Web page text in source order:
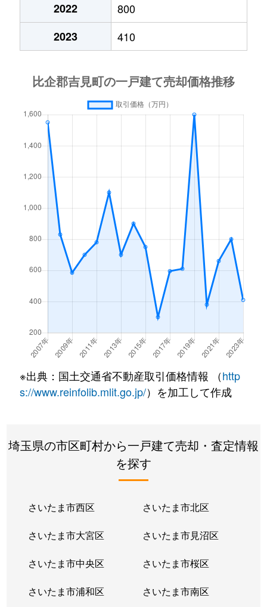
2022
800
2023
410
※出典：国土交通省不動産取引価格情報 （http
s://www.reinfolib.mlit.go.jp/）を加工して作成
埼玉県の市区町村から一戸建て売却・査定情報
を探す
さいたま市西区 さいたま市北区
さいたま市大宮区 さいたま市見沼区
さいたま市中央区 さいたま市桜区
さいたま市浦和区 さいたま市南区